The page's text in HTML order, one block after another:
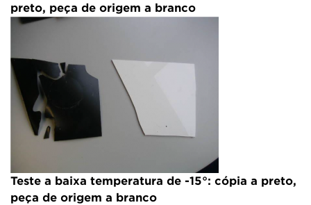
preto, peça de origem a branco
Teste a baixa temperatura de -15°: cópia a preto,
peça de origem a branco